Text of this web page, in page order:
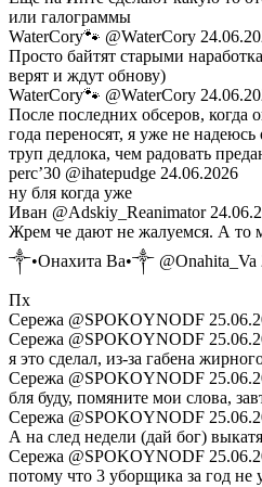
или галограммы
WaterCory🐾 @WaterCory
Просто байтят старыми
верят и ждут обнову)
WaterCory🐾 @WaterCory
После последних обсеров, когда
года переносят, я уже не
труп дедлока, чем радовать
perc’30 @ihatepudge 24.06.2026
ну бля когда уже
Иван @Adskiy_Reanimator
Жрем че дают не жалуемся. А то
༒•Онахита Ва•༒ @Onahita_Va
Пх
Сережа @SPOKOYNODF
Сережа @SPOKOYNODF
я это сделал, из-за габена
Сережа @SPOKOYNODF
бля буду, помяните мои слова,
Сережа @SPOKOYNODF
А на след недели (дай бог)
Сережа @SPOKOYNODF
потому что 3 уборщика за год не